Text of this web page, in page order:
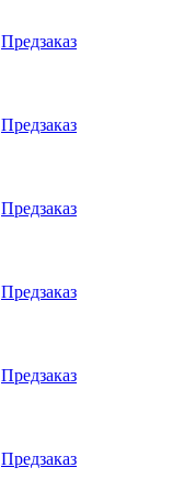
Предзаказ
Предзаказ
Предзаказ
Предзаказ
Предзаказ
Предзаказ